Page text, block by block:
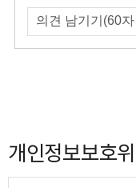
개인정보보호